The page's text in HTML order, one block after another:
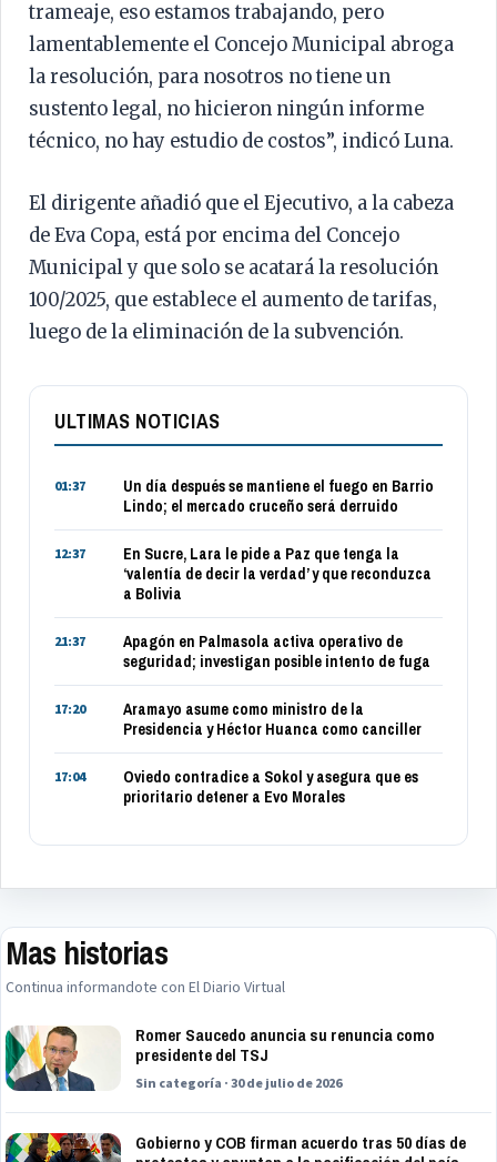
trameaje, eso estamos trabajando, pero
lamentablemente el Concejo Municipal abroga
la resolución, para nosotros no tiene un
sustento legal, no hicieron ningún informe
técnico, no hay estudio de costos”, indicó Luna.
El dirigente añadió que el Ejecutivo, a la cabeza
de Eva Copa, está por encima del Concejo
Municipal y que solo se acatará la resolución
100/2025, que establece el aumento de tarifas,
luego de la eliminación de la subvención.
ULTIMAS NOTICIAS
01:37
Un día después se mantiene el fuego en Barrio
Lindo; el mercado cruceño será derruido
12:37
En Sucre, Lara le pide a Paz que tenga la
‘valentía de decir la verdad’ y que reconduzca
a Bolivia
21:37
Apagón en Palmasola activa operativo de
seguridad; investigan posible intento de fuga
17:20
Aramayo asume como ministro de la
Presidencia y Héctor Huanca como canciller
17:04
Oviedo contradice a Sokol y asegura que es
prioritario detener a Evo Morales
Mas historias
Continua informandote con El Diario Virtual
Romer Saucedo anuncia su renuncia como
presidente del TSJ
Sin categoría · 30 de julio de 2026
Gobierno y COB firman acuerdo tras 50 días de